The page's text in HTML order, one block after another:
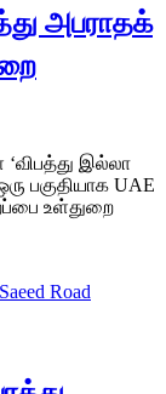
அபராதக்
இல்லா
பகுதியாக UAE
உள்துறை